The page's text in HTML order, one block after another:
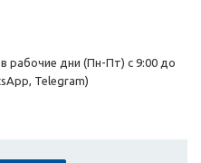
рабочие дни (Пн-Пт) с 9:00 до
Telegram)